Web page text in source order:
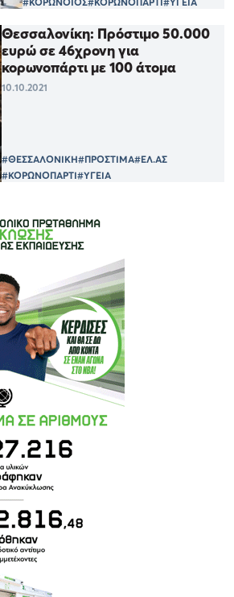
Θεσσαλονίκη: Πρόστιμο 50.000
ευρώ σε 46χρονη για
κορωνοπάρτι με 100 άτομα
10.10.2021
#ΘΕΣΣΑΛΟΝΙΚΗ#ΠΡΟΣΤΙΜΑ#ΕΛ.ΑΣ
#ΚΟΡΩΝΟΠΑΡΤΙ#ΥΓΕΙΑ